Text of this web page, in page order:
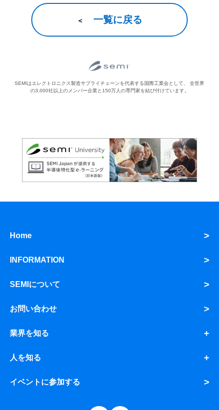
＜ 一覧に戻る
SEMIはエレクトロニクス製造サプライチェーンを代表する国際工業会として、
全世界
の3,000社以上のメンバー企業と150万人の専門家を結び付けています。
Home
INFORMATION
SEMIについて
お問い合わせ
業界を知る
人を知る
イベントに参加する